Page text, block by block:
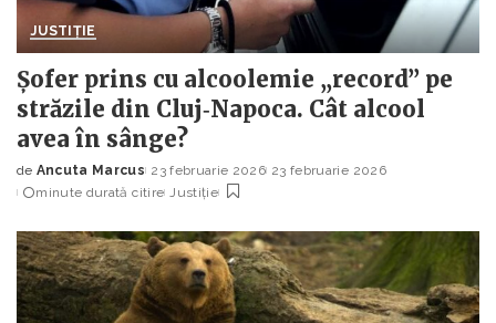
JUSTIȚIE
Șofer prins cu alcoolemie „record” pe
străzile din Cluj‑Napoca. Cât alcool
avea în sânge?
Posted
by
de Ancuta Marcus 23 februarie 2026 23 februarie 2026
minute durată citire Justiție